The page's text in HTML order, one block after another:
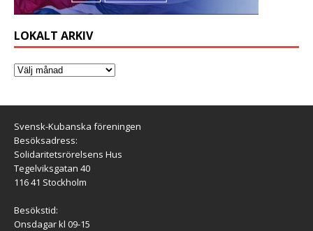
LOKALT ARKIV
Svensk-Kubanska föreningen
Besöksadress:
Solidaritetsrörelsens Hus
Tegelviksgatan 40
116 41 Stockholm
Besökstid:
Onsdagar kl 09-15